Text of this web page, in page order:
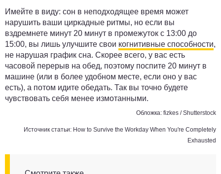
Имейте в виду: сон в неподходящее время может
нарушить ваши циркадные ритмы, но если вы
вздремнете минут 20 минут в промежуток с 13:00 до
15:00, вы лишь улучшите свои когнитивные способности,
не нарушая график сна. Скорее всего, у вас есть
часовой перерыв на обед, поэтому поспите 20 минут в
машине (или в более удобном месте, если оно у вас
есть), а потом идите обедать. Так вы точно будете
чувствовать себя менее измотанными.
Обложка: fizkes / Shutterstock
Источник статьи: How to Survive the Workday When You're Completely
Exhausted